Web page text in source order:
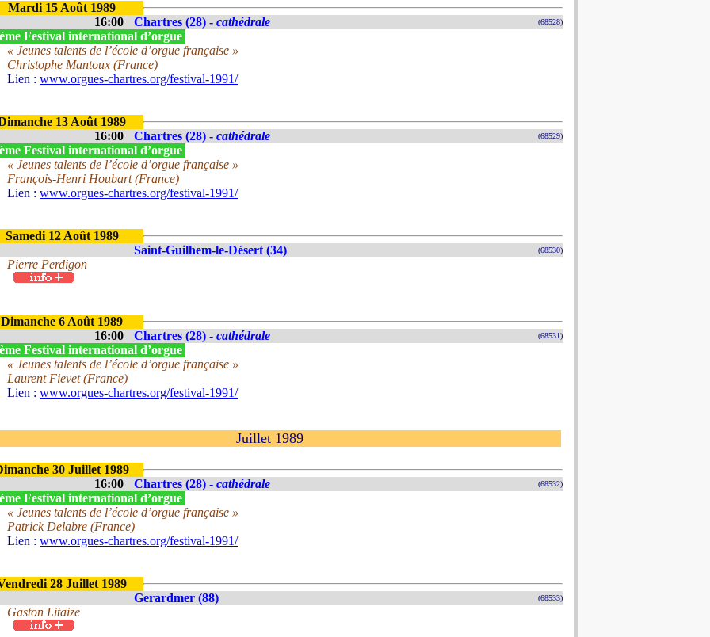
Mardi 15 Août 1989
16:00
Chartres (28) - cathédrale (68528)
Festival international d’orgue
« Jeunes talents de l’école d’orgue française »
Christophe Mantoux (France)
Lien : www.orgues-chartres.org/festival-1991/
13 Août 1989
16:00
Chartres (28) - cathédrale (68529)
Festival international d’orgue
« Jeunes talents de l’école d’orgue française »
François-Henri Houbart (France)
Lien : www.orgues-chartres.org/festival-1991/
Samedi 12 Août 1989
Saint-Guilhem-le-Désert (34)
(68530)
Pierre Perdigon
Dimanche 6 Août 1989
16:00
Chartres (28) - cathédrale (68531)
Festival international d’orgue
« Jeunes talents de l’école d’orgue française »
Laurent Fievet (France)
Lien : www.orgues-chartres.org/festival-1991/
Juillet 1989
30 Juillet 1989
16:00
Chartres (28) - cathédrale (68532)
Festival international d’orgue
« Jeunes talents de l’école d’orgue française »
Patrick Delabre (France)
Lien : www.orgues-chartres.org/festival-1991/
28 Juillet 1989
Gerardmer (88)
(68533)
Gaston Litaize